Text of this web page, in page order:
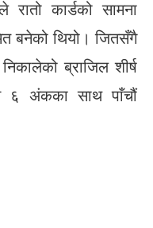
कार्डको सामना
बनेको थियो। जितसँगै
ब्राजिल शीर्ष
६ अंकका साथ पाँचौं